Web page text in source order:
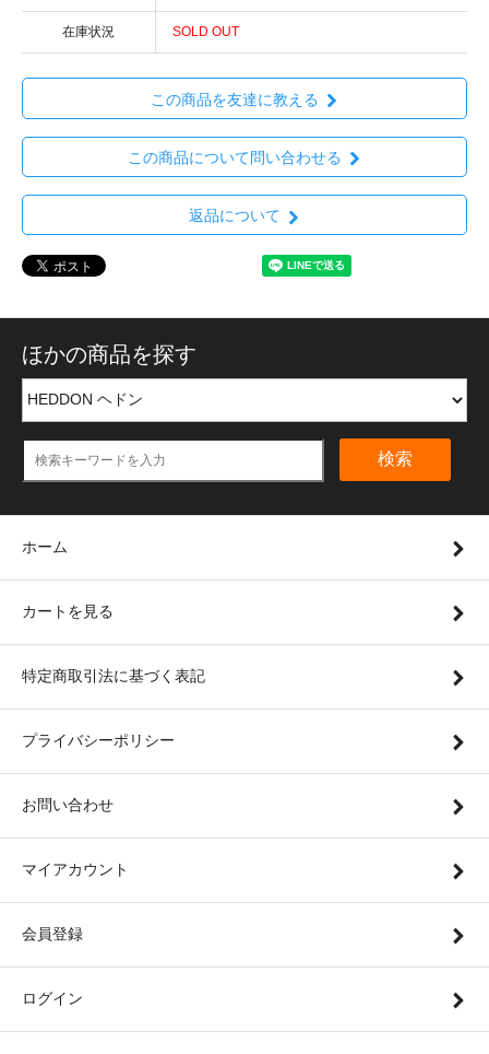
在庫状況 SOLD OUT
この商品を友達に教える
この商品について問い合わせる
返品について
ほかの商品を探す
検索
ホーム
カートを見る
特定商取引法に基づく表記
プライバシーポリシー
お問い合わせ
マイアカウント
会員登録
ログイン